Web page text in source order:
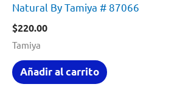
Natural By Tamiya # 87066
$220.00
Tamiya
Añadir al carrito